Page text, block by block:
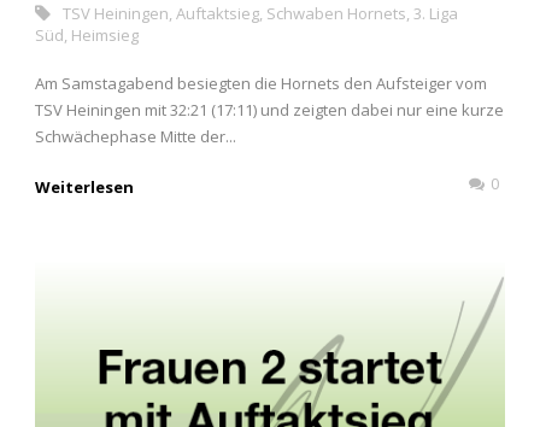
TSV Heiningen Auftaktsieg Schwaben Hornets 3. Liga
Süd Heimsieg
Am Samstagabend besiegten die Hornets den Aufsteiger vom
TSV Heiningen mit 32:21 (17:11) und zeigten dabei nur eine kurze
Schwächephase Mitte der...
Weiterlesen 0